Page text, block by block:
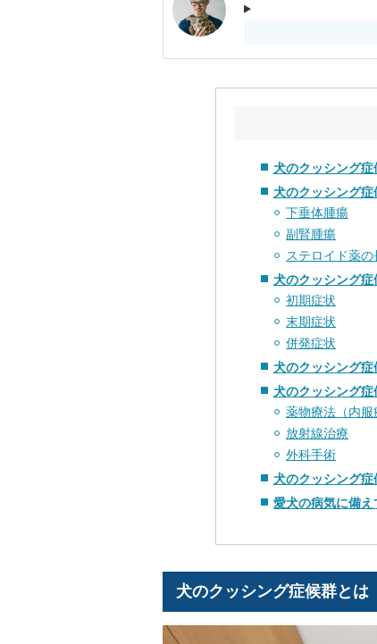
犬のクッシング症
犬のクッシング症
下垂体腫瘍
副腎腫瘍
ステロイド薬
犬のクッシング症
初期症状
末期症状
併発症状
犬のクッシング
犬のクッシング
薬物療法（内服
放射線治療
外科手術
犬のクッシング
愛犬の病気に備え
犬のクッシング症候群とは